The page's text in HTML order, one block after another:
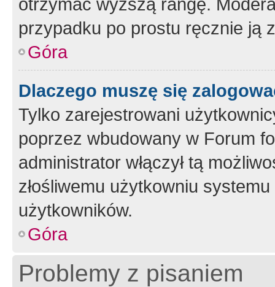
przypadku po prostu ręcznie ją
Góra
Dlaczego muszę się
Tylko zarejestrowani
poprzez wbudowany w Forum
administrator włączył tą
złośliwemu użytkowniu
użytkowników.
Góra
Problemy z pisaniem